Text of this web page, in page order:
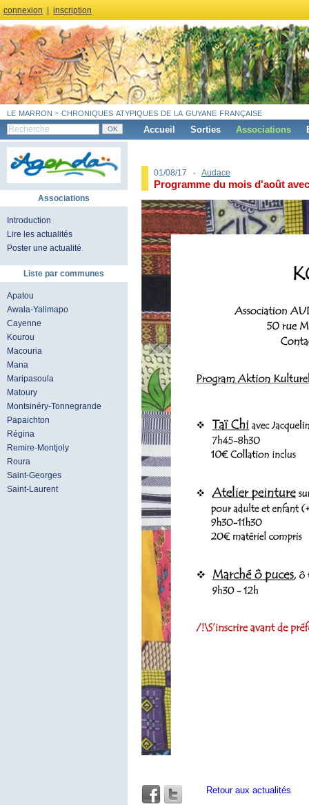
connexion inscription
le marron - chroniques atypiques de la guyane française
Accueil Sorties Associations
Associations
Introduction
Lire les actualités
Poster une actualité
Liste par communes
Apatou
Awala-Yalimapo
Cayenne
Kourou
Macouria
Mana
Maripasoula
Matoury
Montsinéry-Tonnegrande
Papaichton
Régina
Remire-Montjoly
Roura
Saint-Georges
Saint-Laurent
01/08/17 - Audace
Programme du mois d'août
Retour aux actualités